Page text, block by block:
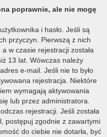
poprawnie, ale nie mogę
i hasło. Jeśli są
przyczyn. Pierwszą z nich
w czasie rejestracji została
13 lat. Wówczas należy
e-mail. Jeśli nie to było
rejestracja. Niektóre
wymagają aktywowania
lub przez administratora.
rejestracji. Jeśli została
postępuj zgodnie z zawartymi
do ciebie nie dotarła, być